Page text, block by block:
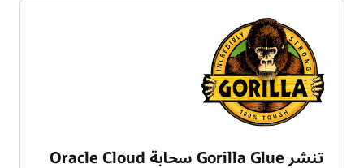
تنشر Gorilla Glue سحابة Oracle Cloud